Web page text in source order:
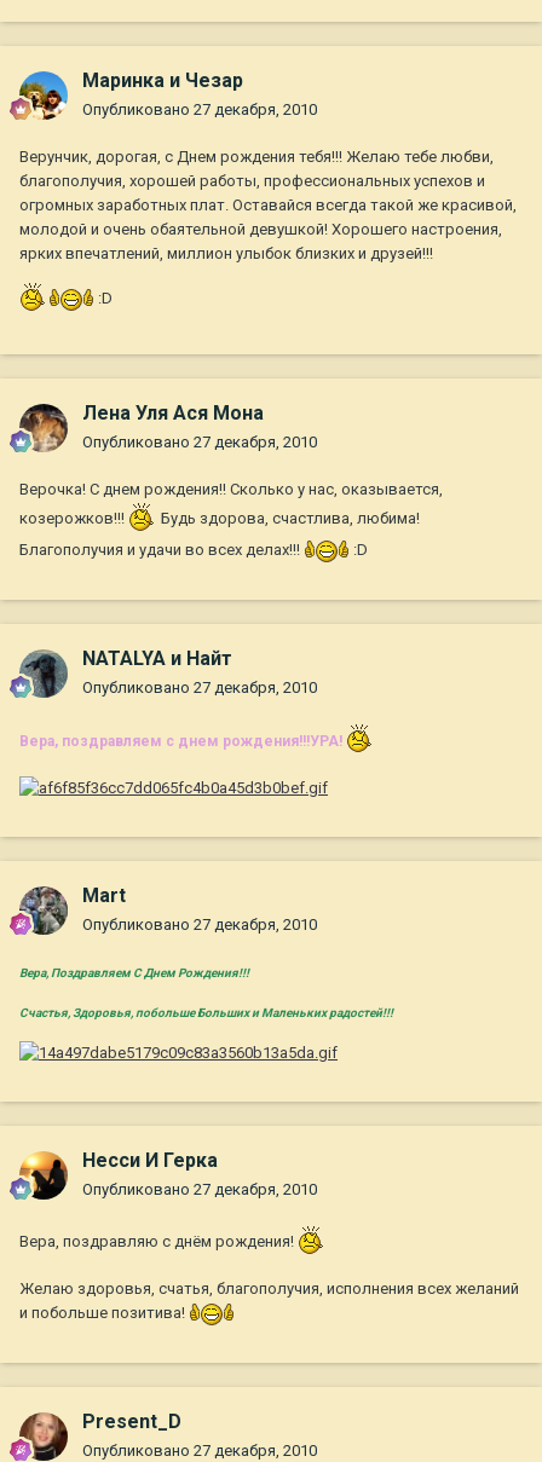
Маринка и Чезар
Опубликовано 27 декабря, 2010
Верунчик, дорогая, с Днем рождения тебя!!! Желаю тебе любви,
благополучия, хорошей работы, профессиональных успехов и
огромных заработных плат. Оставайся всегда такой же красивой,
молодой и очень обаятельной девушкой! Хорошего настроения,
ярких впечатлений, миллион улыбок близких и друзей!!!
:D
Лена Уля Ася Мона
Опубликовано 27 декабря, 2010
Верочка! С днем рождения!! Сколько у нас, оказывается,
козерожков!!!
Будь здорова, счастлива, любима!
Благополучия и удачи во всех делах!!!
:D
NATALYA и Найт
Опубликовано 27 декабря, 2010
Вера, поздравляем с днем рождения!!!УРА!
Mart
Опубликовано 27 декабря, 2010
Вера, Поздравляем С Днем Рождения!!!
Счастья, Здоровья, побольше Больших и Маленьких радостей!!!
Несси И Герка
Опубликовано 27 декабря, 2010
Вера, поздравляю с днём рождения!
Желаю здоровья, счатья, благополучия, исполнения всех желаний
и побольше позитива!
Present_D
Опубликовано 27 декабря, 2010